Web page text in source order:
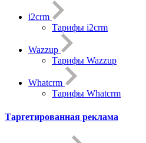
i2crm
Тарифы i2crm
Wazzup
Тарифы Wazzup
Whatcrm
Тарифы Whatcrm
Таргетированная реклама